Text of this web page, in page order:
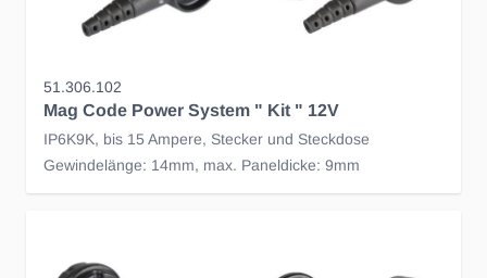
51.306.102
Mag Code Power System " Kit " 12V
IP6K9K, bis 15 Ampere, Stecker und Steckdose
Gewindelänge: 14mm, max. Paneldicke: 9mm